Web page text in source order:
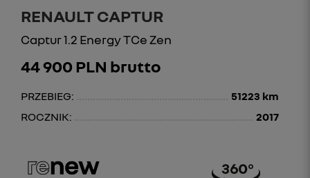
RENAULT CAPTUR
Captur 1.2 Energy TCe Zen
44 900 PLN brutto
PRZEBIEG:
51223 km
ROCZNIK:
2017